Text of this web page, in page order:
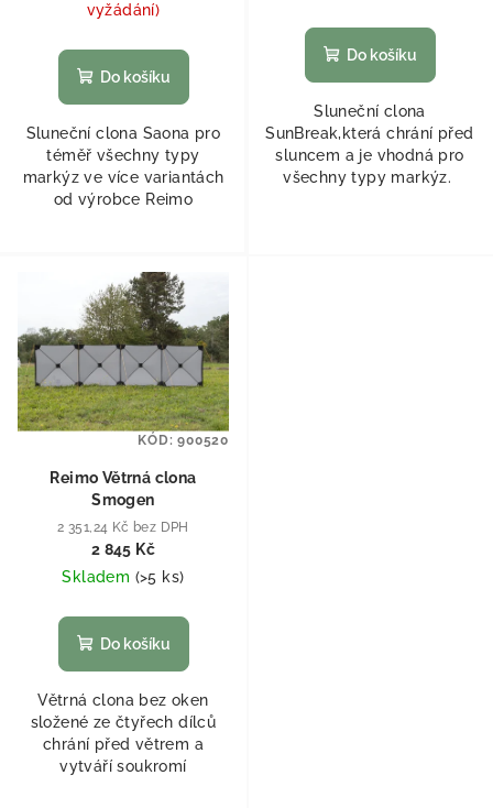
vyžádání)
Do košíku
Sluneční clona Saona pro
téměř všechny typy
markýz ve více variantách
od výrobce Reimo
Do košíku
Sluneční clona
SunBreak,která chrání před
sluncem a je vhodná pro
všechny typy markýz.
Reimo Větrná clona
Smogen
2 351,24 Kč bez DPH
2 845 Kč
Skladem (>5 ks)
Do košíku
Větrná clona bez oken
složené ze čtyřech dílců
chrání před větrem a
vytváří soukromí
KÓD:900520